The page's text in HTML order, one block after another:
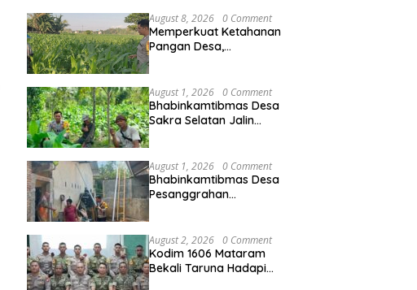
August 8, 2026 0 Comment
Memperkuat Ketahanan
Pangan Desa,
Kuranji Dalang
August 1, 2026 0 Comment
Bhabinkamtibmas Desa
Sakra Selatan Jalin
Harkamtibmas kepada
Warga
August 1, 2026 0 Comment
Bhabinkamtibmas Desa
Pesanggrahan
Warga Berperan Aktif
Menjaga Kamtibmas
August 2, 2026 0 Comment
Kodim 1606 Mataram
Bekali Taruna Hadapi